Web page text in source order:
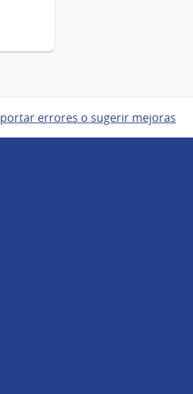
errores o sugerir mejoras